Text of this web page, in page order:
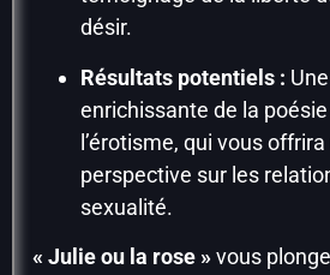
désir.
Résultats potentiels :
enrichissante de la
l’érotisme, qui vous
perspective sur les
sexualité.
« Julie ou la rose »vous